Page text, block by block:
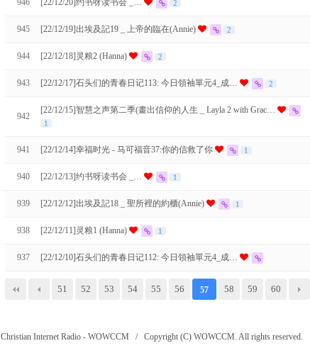
946 [22/12/20]约书呀读书会 _… 2
945 [22/12/19]出埃及記19 _ 上帝的臨在(Annie) 2
944 [22/12/18]灵粮2 (Hanna) 2
943 [22/12/17]石头们的青春日记113: 今日領袖單元4_成… 2
942
[22/12/15]智慧之声第二季(畫出信仰的人生 _ Layla 2 with Grac…
1
941 [22/12/14]幸福时光 - 马可福音37:你的信救了你 1
940 [22/12/13]约书呀读书会 _… 1
939 [22/12/12]出埃及記18 _ 聖所裡的約櫃(Annie) 1
938 [22/12/11]灵粮1 (Hanna) 1
937 [22/12/10]石头们的青春日记112: 今日領袖單元4_成…
51 52 53 54 55 56 57 58 59 60
Christian Internet Radio - WOWCCM / Copyright (C) WOWCCM. All rights reserved.